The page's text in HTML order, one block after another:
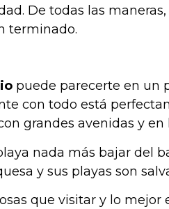
De todas las maneras,
terminado.
puede parecerte en un
con todo está
grandes avenidas y
nada más bajar del
y sus playas son
que visitar y lo